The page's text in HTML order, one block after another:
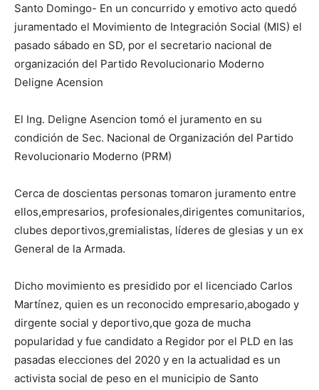
Santo Domingo- En un concurrido y emotivo acto quedó
juramentado el Movimiento de Integración Social (MIS) el
pasado sábado en SD, por el secretario nacional de
organización del Partido Revolucionario Moderno
Deligne Acension
El Ing. Deligne Asencion tomó el juramento en su
condición de Sec. Nacional de Organización del Partido
Revolucionario Moderno (PRM)
Cerca de doscientas personas tomaron juramento entre
ellos,empresarios, profesionales,dirigentes comunitarios,
clubes deportivos,gremialistas, líderes de glesias y un ex
General de la Armada.
Dicho movimiento es presidido por el licenciado Carlos
Martínez, quien es un reconocido empresario,abogado y
dirgente social y deportivo,que goza de mucha
popularidad y fue candidato a Regidor por el PLD en las
pasadas elecciones del 2020 y en la actualidad es un
activista social de peso en el municipio de Santo